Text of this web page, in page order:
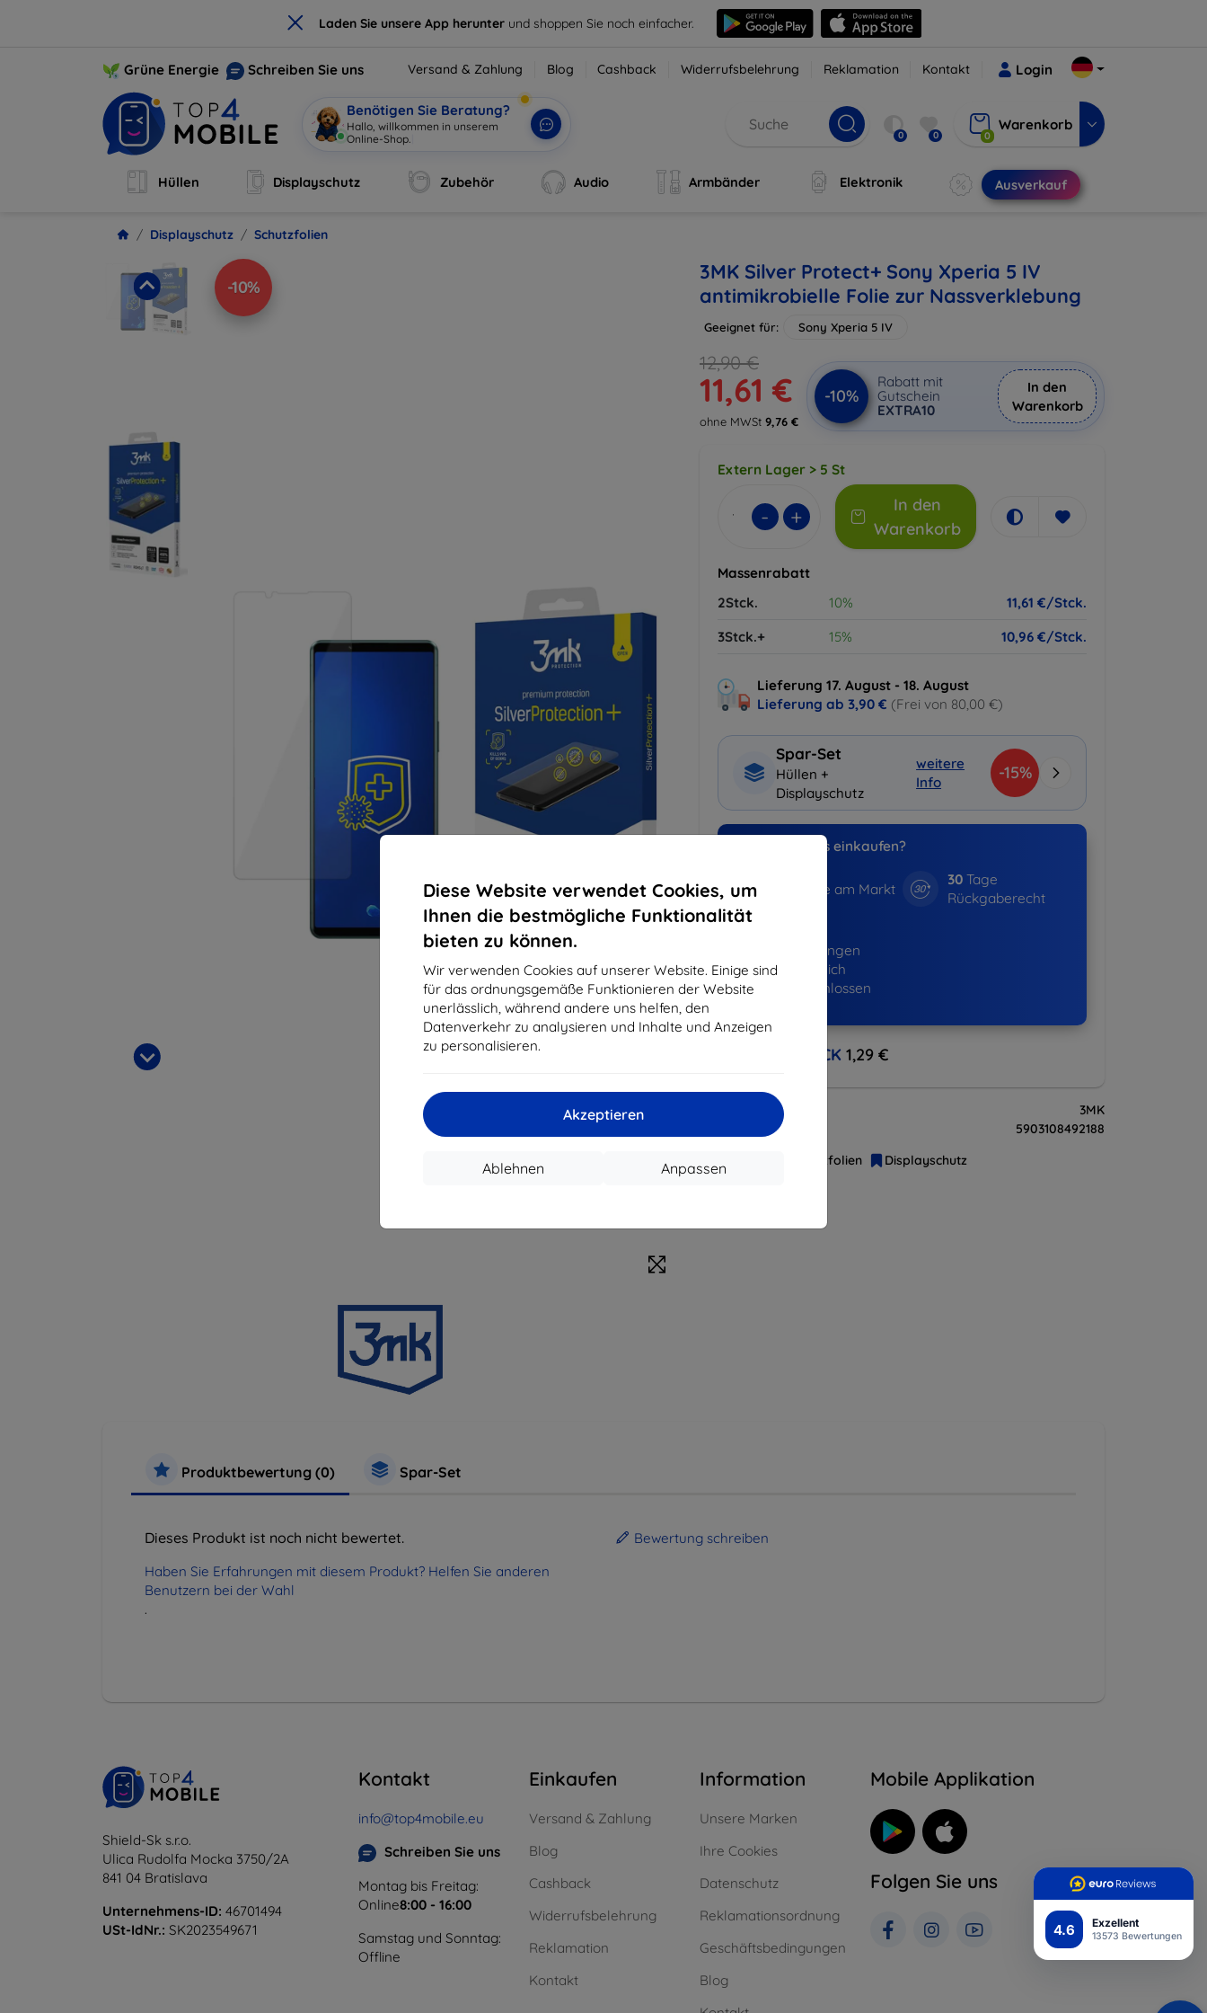
× Laden Sie unsere App herunter und shoppen Sie noch einfacher.
4.6 Exzellent
13573 Bewertungen
Diese Website verwendet Cookies, um
Ihnen die bestmögliche Funktionalität
bieten zu können.
Wir verwenden Cookies auf unserer Website. Einige sind
für das ordnungsgemäße Funktionieren der Website
unerlässlich, während andere uns helfen, den
Datenverkehr zu analysieren und Inhalte und Anzeigen
zu personalisieren.
Akzeptieren
Anpassen
Ablehnen
Grüne Energie Schreiben Sie uns Versand & Zahlung Blog Cashback Widerrufsbelehrung Reklamation Kontakt Login
Benötigen Sie Beratung?
Hallo, willkommen in unserem
Online-Shop.
0 0 0
Warenkorb
Hüllen Displayschutz Zubehör Audio Armbänder Elektronik Ausverkauf
Displayschutz Schutzfolien
-10%
3MK Silver Protect+ Sony Xperia 5 IV
antimikrobielle Folie zur Nassverklebung
Geeignet für: Sony Xperia 5 IV
12,90 €
11,61 €
ohne MWSt 9,76 €
-10%
Rabatt mit
Gutschein
EXTRA10
In den
Warenkorb
Extern Lager > 5 St
- +
In den
Warenkorb
Massenrabatt
2Stck.
10%
11,61 €/Stck.
3Stck.+
15% 10,96 €/Stck.
Lieferung 17. August - 18. August
Lieferung ab 3,90 € (Frei von 80,00 €)
Spar-Set
Hüllen +
Displayschutz
weitere
Info
-15%
Warum bei uns einkaufen?
Jahre am Markt
30Tage
Rückgaberecht
Bestellungen
erfolgreich
abgeschlossen
CASHBACK 1,29 €
3MK
5903108492188
Schutzfolien Displayschutz
Produktbewertung (0) Spar-Set
Dieses Produkt ist noch nicht bewertet.
Haben Sie Erfahrungen mit diesem Produkt? Helfen Sie anderen
Benutzern bei der Wahl
.
Bewertung schreiben
Shield-Sk s.r.o.
Ulica Rudolfa Mocka 3750/2A
841 04 Bratislava
Unternehmens-ID: 46701494
USt-IdNr.: SK2023549671
Kontakt
info@top4mobile.eu
Schreiben Sie uns
Montag bis Freitag:
Online8:00 - 16:00
Samstag und Sonntag:
Offline
Einkaufen
Versand & Zahlung
Blog
Cashback
Widerrufsbelehrung
Reklamation
Kontakt
Information
Unsere Marken
Ihre Cookies
Datenschutz
Reklamationsordnung
Geschäftsbedingungen
Blog
Mobile Applikation
Folgen Sie uns